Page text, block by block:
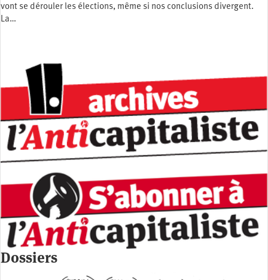
vont se dérouler les élections, même si nos conclusions divergent.
La…
Dossiers